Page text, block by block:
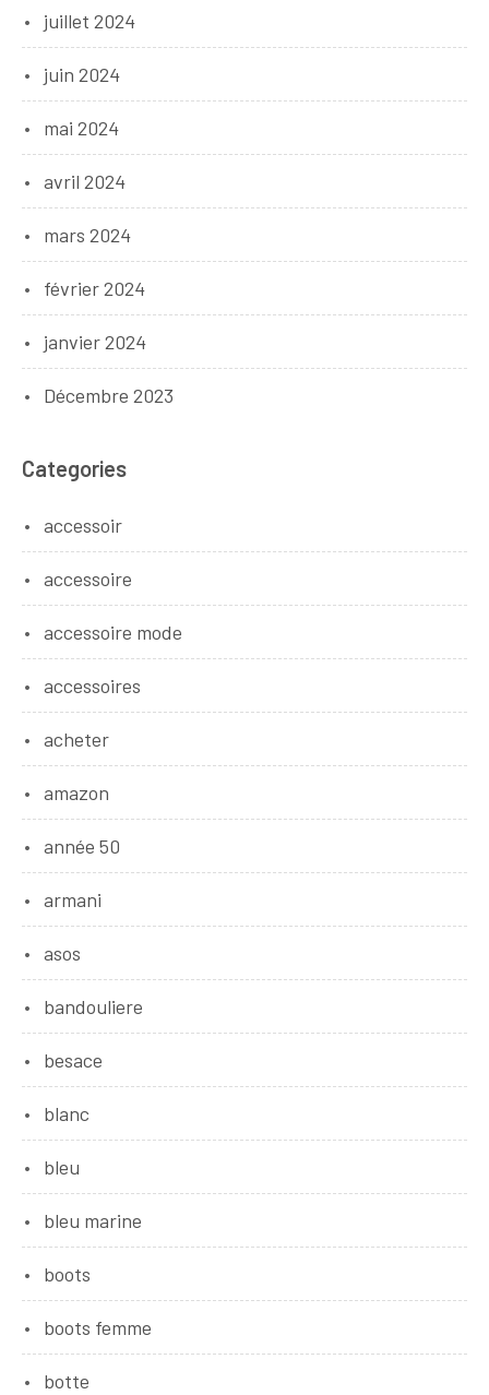
juillet 2024
juin 2024
mai 2024
avril 2024
mars 2024
février 2024
janvier 2024
Décembre 2023
Categories
accessoir
accessoire
accessoire mode
accessoires
acheter
amazon
année 50
armani
asos
bandouliere
besace
blanc
bleu
bleu marine
boots
boots femme
botte